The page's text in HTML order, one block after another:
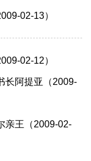
02-13）
02-12）
长阿提亚（2009-
亲王（2009-02-